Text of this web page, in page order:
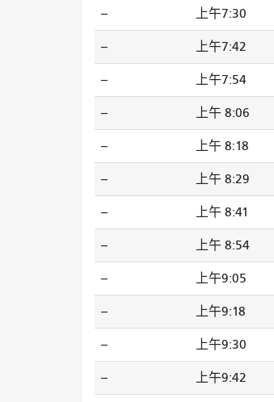
-- 上午7:30
-- 上午7:42
-- 上午7:54
-- 上午 8:06
-- 上午 8:18
-- 上午 8:29
-- 上午 8:41
-- 上午 8:54
-- 上午9:05
-- 上午9:18
-- 上午9:30
-- 上午9:42